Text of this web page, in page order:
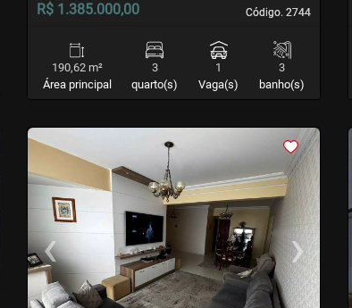
Código. 2744
Código. 2744
R$ 1.385.000,00
190,62 m²
Área principal
3
quarto(s)
1
Vaga(s)
3
banho(s)
<<
‹Previous ›Next